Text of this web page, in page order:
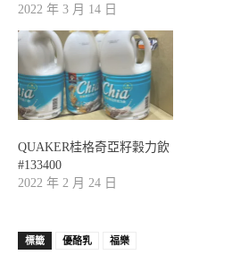
2022 年 3 月 14 日
QUAKER桂格奇亞籽穀力飲
#133400
2022 年 2 月 24 日
標籤 優酪乳 福樂